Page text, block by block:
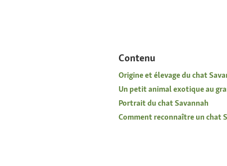
Contenu
Origine et élevage du chat
Un petit animal exotique au
Portrait du chat Savannah
Comment reconnaître un chat